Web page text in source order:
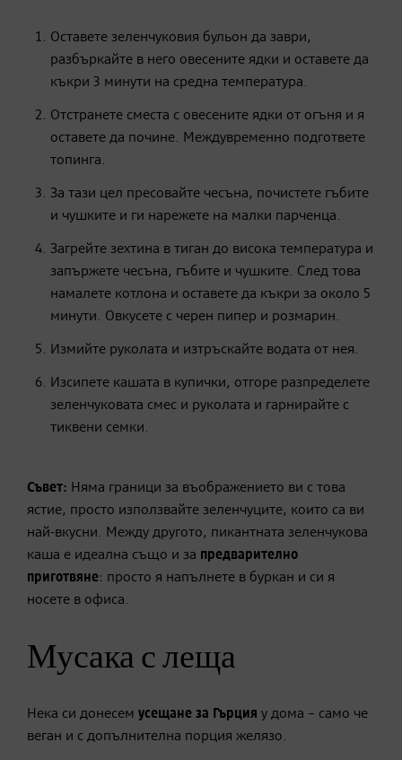
Оставете зеленчуковия бульон да заври,
разбъркайте в него овесените ядки и оставете да
къкри 3 минути на средна температура.
Отстранете сместа с овесените ядки от огъня и я
оставете да почине. Междувременно подгответе
топинга.
За тази цел пресовайте чесъна, почистете гъбите
и чушките и ги нарежете на малки парченца.
Загрейте зехтина в тиган до висока температура и
запържете чесъна, гъбите и чушките. След това
намалете котлона и оставете да къкри за около 5
минути. Овкусете с черен пипер и розмарин.
Измийте руколата и изтръскайте водата от нея.
Изсипете кашата в купички, отгоре разпределете
зеленчуковата смес и руколата и гарнирайте с
тиквени семки.
Съвет: Няма граници за въображението ви с това
ястие, просто използвайте зеленчуците, които са ви
най-вкусни. Между другото, пикантната зеленчукова
каша е идеална също и за предварително
приготвяне: просто я напълнете в буркан и си я
носете в офиса.
Мусака с леща
Нека си донесем усещане за Гърция у дома – само че
веган и с допълнителна порция желязо.